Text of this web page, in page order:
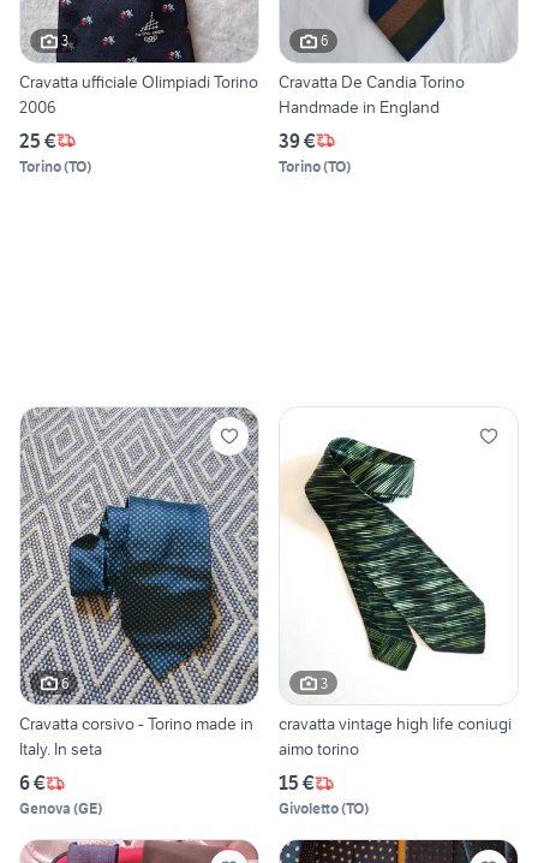
3
Cravatta ufficiale Olimpiadi Torino
2006
25 €
Torino(TO)
6
Cravatta De Candia Torino
Handmade in England
39 €
Torino(TO)
6
Cravatta corsivo - Torino made in
Italy. In seta
6 €
Genova (GE)
3
cravatta vintage high life coniugi
aimo torino
15 €
Givoletto(TO)